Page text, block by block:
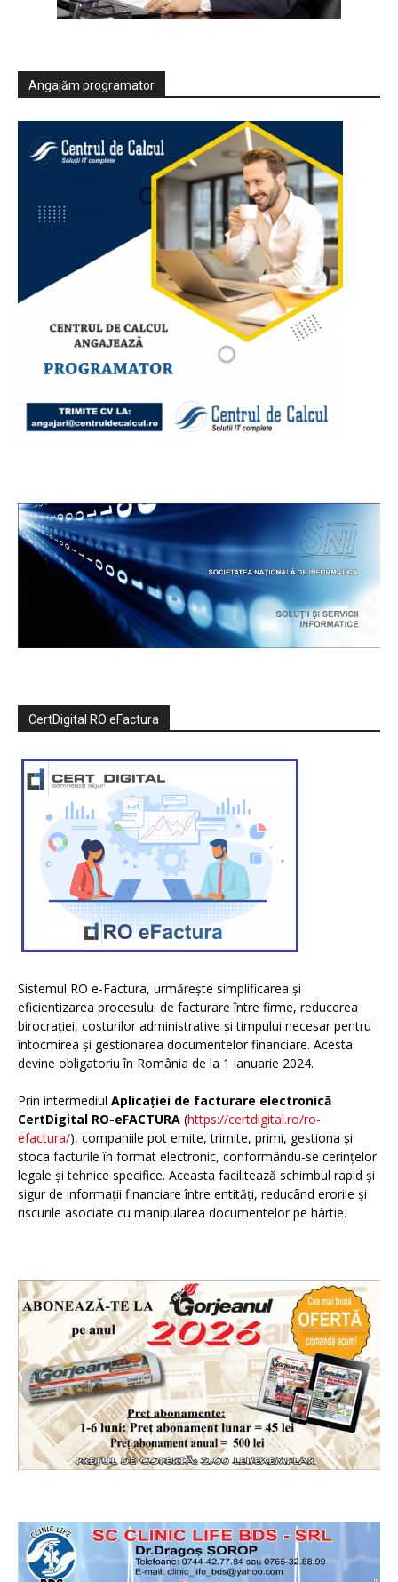
Angajăm programator
CertDigital RO eFactura
Sistemul RO e-Factura, urmărește simplificarea și
eficientizarea procesului de facturare între firme, reducerea
birocrației, costurilor administrative și timpului necesar pentru
întocmirea și gestionarea documentelor financiare. Acesta
devine obligatoriu în România de la 1 ianuarie 2024.
Prin intermediul Aplicației de facturare electronică
CertDigital RO-eFACTURA (https://certdigital.ro/ro-
efactura/), companiile pot emite, trimite, primi, gestiona și
stoca facturile în format electronic, conformându-se cerințelor
legale și tehnice specifice. Aceasta facilitează schimbul rapid și
sigur de informații financiare între entități, reducând erorile și
riscurile asociate cu manipularea documentelor pe hârtie.